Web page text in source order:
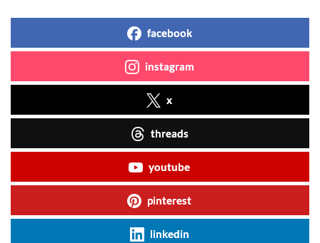
facebook
instagram
x
threads
youtube
pinterest
linkedin